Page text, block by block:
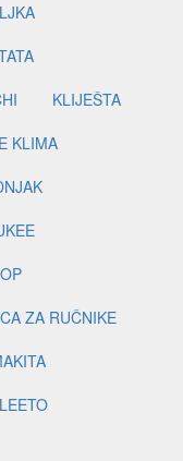
KLIJEŠTA
KLIMA
ZA RUČNIKE
LEETO